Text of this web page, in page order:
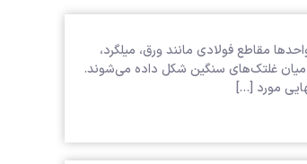
مقاطع فولادی مانند ورق، میلگرد،
میان غلتک‌های سنگین شکل داده می‌شوند.
مورد […]